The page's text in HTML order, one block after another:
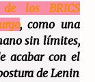
la
los BRICS
, como una
sin límites,
acabar con el
de Lenin